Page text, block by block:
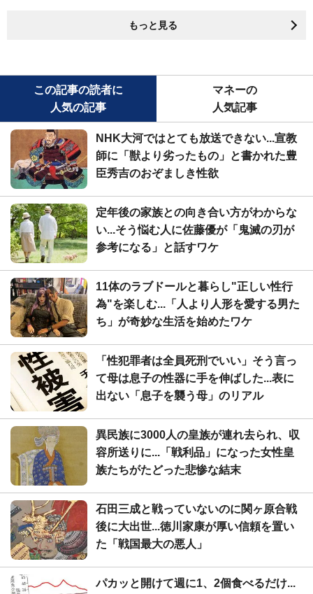
もっと見る
この記事の読者に
人気の記事
マネーの
人気記事
NHK大河ではとても放送できない...宣教
師に「獣より劣ったもの」と書かれた豊
臣秀吉のおぞましき性欲
定年後の家族との向き合い方がわからな
い...そう悩む人に佐藤優が「鬼滅の刃が
参考になる」と話すワケ
11体のラブドールと暮らし"正しい性行
為"を楽しむ...「人より人形を愛する男た
ち」が奇妙な生活を始めたワケ
「性犯罪者は全員死刑でいい」そう言っ
て母は息子の性器に手を伸ばした...表に
出ない「息子を襲う母」のリアル
異民族に3000人の皇族が連れ去られ、収
容所送りに...「戦利品」になった女性皇
族たちがたどった悲惨な結末
石田三成と戦っていないのに関ヶ原合戦
後に大出世...徳川家康が厚い信頼を置い
た「戦国最大の悪人」
パカッと開けて週に1、2個食べるだけ...